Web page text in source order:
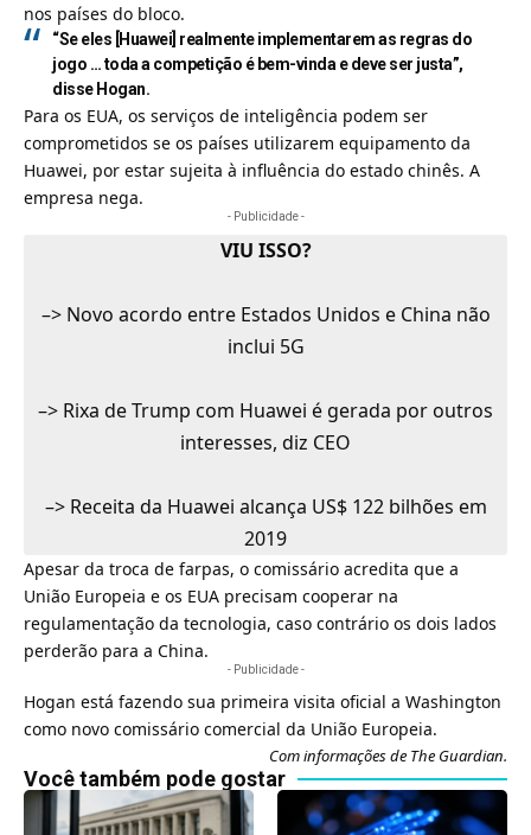
nos países do bloco.
“Se eles [Huawei] realmente implementarem as regras do
jogo … toda a competição é bem-vinda e deve ser justa”,
disse Hogan.
Para os EUA, os serviços de inteligência podem ser
comprometidos se os países utilizarem equipamento da
Huawei, por estar sujeita à influência do estado chinês. A
empresa nega.
- Publicidade -
VIU ISSO?
–> Novo acordo entre Estados Unidos e China não
inclui 5G
–> Rixa de Trump com Huawei é gerada por outros
interesses, diz CEO
–> Receita da Huawei alcança US$ 122 bilhões em
2019
Apesar da troca de farpas, o comissário acredita que a
União Europeia e os EUA precisam cooperar na
regulamentação da tecnologia, caso contrário os dois lados
perderão para a China.
- Publicidade -
Hogan está fazendo sua primeira visita oficial a Washington
como novo comissário comercial da União Europeia.
Com informações de The Guardian.
Você também pode gostar